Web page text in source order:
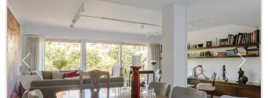
Previous Next